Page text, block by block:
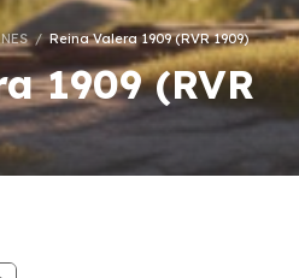
/ Reina Valera 1909 (RVR 1909)
1909 (RVR